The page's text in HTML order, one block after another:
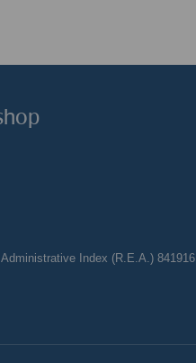
Index (R.E.A.) 841916